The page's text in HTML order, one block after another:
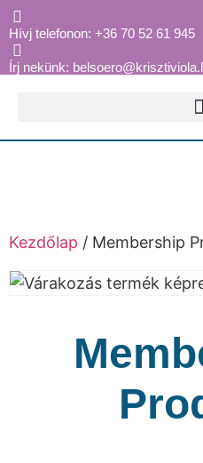
Hívj telefonon: +36 70 52 61 945
Írj nekünk:
Kezdőlap / Membership